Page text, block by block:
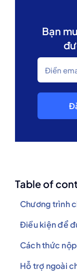
Bạn
Table of
Chương trình
Điều kiện để
Cách thức
Hỗ trợ ngoài